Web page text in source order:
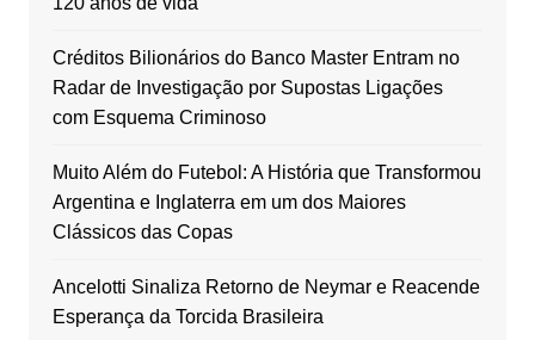
Créditos Bilionários do Banco Master Entram no
Radar de Investigação por Supostas Ligações
com Esquema Criminoso
Muito Além do Futebol: A História que Transformou
Argentina e Inglaterra em um dos Maiores
Clássicos das Copas
Ancelotti Sinaliza Retorno de Neymar e Reacende
Esperança da Torcida Brasileira